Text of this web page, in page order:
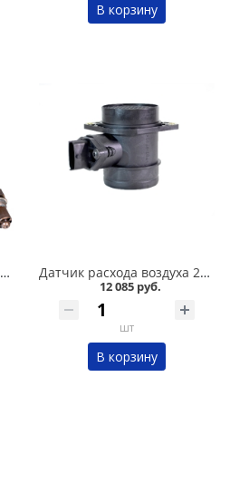
В корзину
Датчик кислорода /лямбда-зонд/ 2110,11183 1,6 EURO III /537/ СтартВольт в Кургане Датчик расхода воздуха 2110 /1,5/ BOSCH 037 в Кургане
12 085 руб.
шт
В корзину